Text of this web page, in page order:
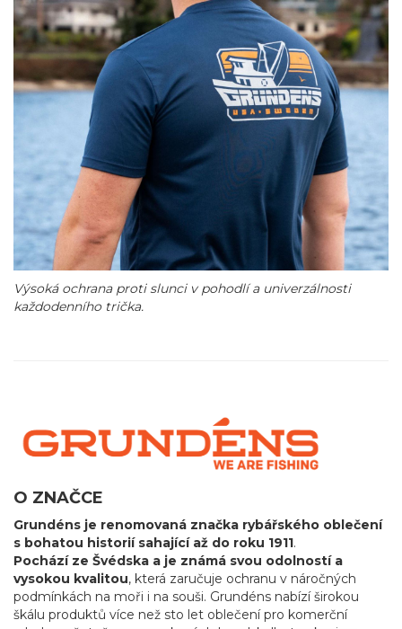
Výsoká ochrana proti slunci v pohodlí a univerzálnosti
každodenního trička.
O ZNAČCE
Grundéns je renomovaná značka rybářského oblečení
s bohatou historií sahající až do roku 1911.
Pochází ze Švédska a je známá svou odolností a
vysokou kvalitou, která zaručuje ochranu v náročných
podmínkách na moři i na souši. Grundéns nabízí širokou
škálu produktů více než sto let oblečení pro komerční